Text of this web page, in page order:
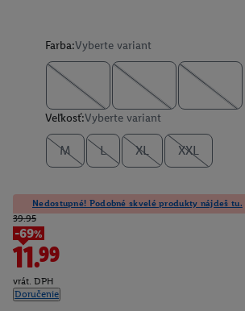
Farba:Vyberte variant
Veľkosť:Vyberte variant
M L XL XXL
Nedostupné! Podobné skvelé produkty nájdeš tu.
39.95
-69%
11.99
vrát. DPH
Doručenie